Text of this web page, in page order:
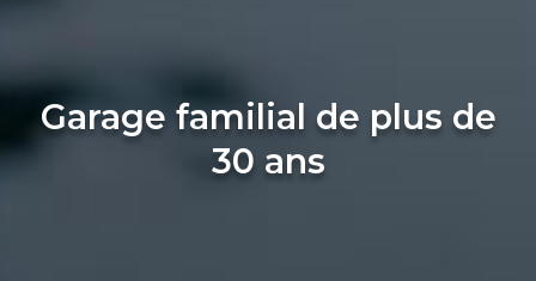
Garage familial de plus de
30 ans